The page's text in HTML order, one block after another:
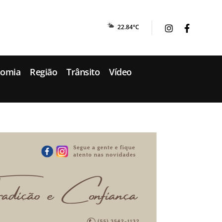
22.84°C
Região Trânsito Vídeo